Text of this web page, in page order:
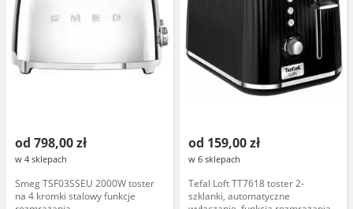
od 798,00 zł
w 4 sklepach
Smeg TSF03SSEU 2000W toster
na 4 kromki stalowy funkcje
od 159,00 zł
w 6 sklepach
Tefal Loft TT7618 toster 2-
szklanki, automatyczne